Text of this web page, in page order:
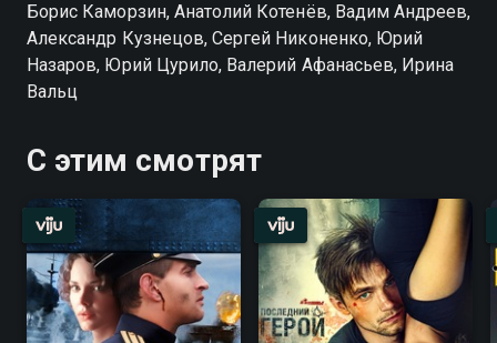
Борис Каморзин, Анатолий Котенёв, Вадим Андреев,
Александр Кузнецов, Сергей Никоненко, Юрий
Назаров, Юрий Цурило, Валерий Афанасьев, Ирина
Вальц
С этим смотрят